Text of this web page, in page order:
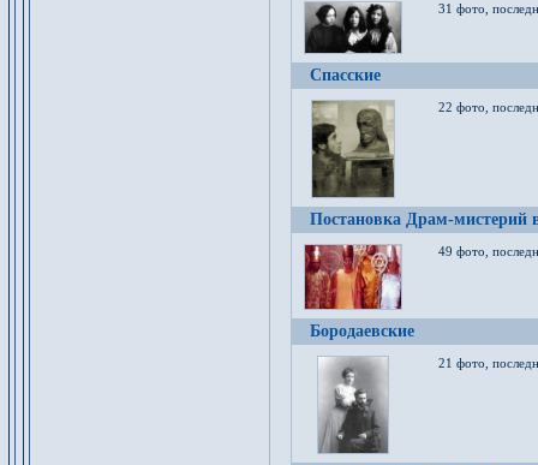
31 фото,
Спасские
22 фото,
Постановка Драм-мистерий
49 фото,
Бородаевские
21 фото,